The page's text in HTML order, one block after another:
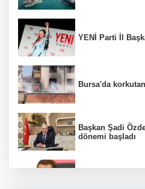
YENİ Parti İl
Bursa'da
Başkan Şadi
dönemi başladı